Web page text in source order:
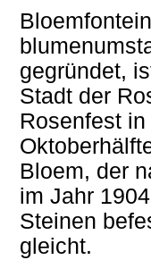
gegründet,
Stadt der
Rosenfest
Bloem, der
im Jahr
Steinen
gleicht.